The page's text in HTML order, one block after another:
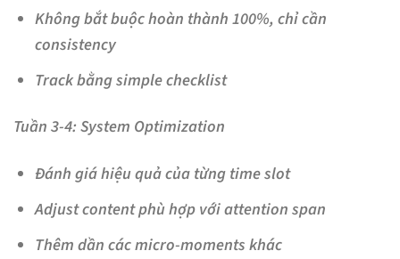
Không bắt buộc hoàn thành 100%, chỉ cần
consistency
Track bằng simple checklist
Tuần 3-4: System Optimization
Đánh giá hiệu quả của từng time slot
Adjust content phù hợp với attention span
Thêm dần các micro-moments khác